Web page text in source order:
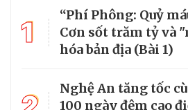
1
“Phí Phông: Quỷ
Cơn sốt trăm tỷ và
hóa bản địa (Bài 1)
Nghệ An tăng tốc
100 ngày đêm cao